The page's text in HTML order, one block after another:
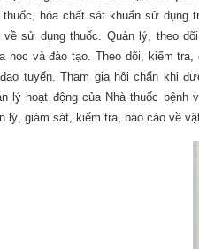
thuốc, hóa chất sát khuẩn sử dụng
về sử dụng thuốc. Quản lý, theo
học và đào tạo. Theo dõi, kiểm
tuyến. Tham gia hội chẩn khi
lý hoạt động của Nhà thuốc bệnh
lý, giám sát, kiểm tra, báo cáo về